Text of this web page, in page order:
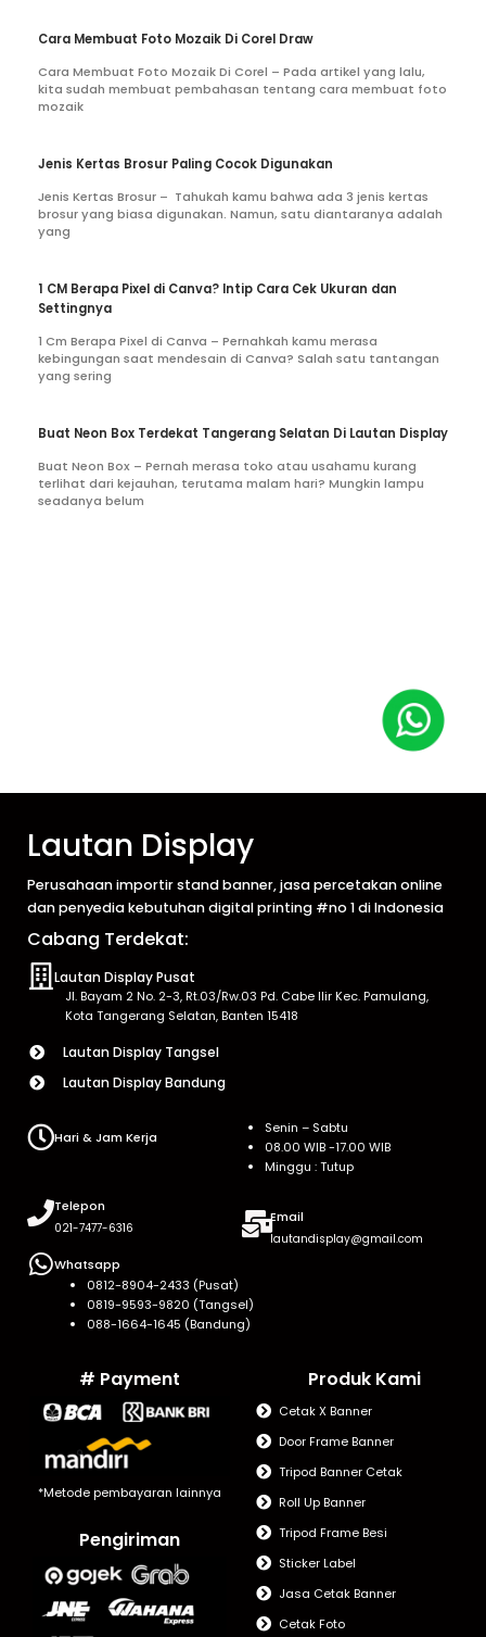
Cara Membuat Foto Mozaik Di Corel Draw
Cara Membuat Foto Mozaik Di Corel – Pada artikel yang lalu,
kita sudah membuat pembahasan tentang cara membuat foto
mozaik
Jenis Kertas Brosur Paling Cocok Digunakan
Jenis Kertas Brosur – Tahukah kamu bahwa ada 3 jenis kertas
brosur yang biasa digunakan. Namun, satu diantaranya adalah
yang
1 CM Berapa Pixel di Canva? Intip Cara Cek Ukuran dan
Settingnya
1 Cm Berapa Pixel di Canva – Pernahkah kamu merasa
kebingungan saat mendesain di Canva? Salah satu tantangan
yang sering
Buat Neon Box Terdekat Tangerang Selatan Di Lautan Display
Buat Neon Box – Pernah merasa toko atau usahamu kurang
terlihat dari kejauhan, terutama malam hari? Mungkin lampu
seadanya belum
Lautan Display
Perusahaan importir stand banner, jasa percetakan online
dan penyedia kebutuhan digital printing #no 1 di Indonesia
Cabang Terdekat:
Lautan Display Pusat
Jl. Bayam 2 No. 2-3, Rt.03/Rw.03 Pd. Cabe Ilir Kec. Pamulang,
Kota Tangerang Selatan, Banten 15418
Lautan Display Tangsel
Lautan Display Bandung
Hari & Jam Kerja
Senin – Sabtu
08.00 WIB -17.00 WIB
Minggu : Tutup
Telepon
021-7477-6316
Email
lautandisplay@gmail.com
Whatsapp
0812-8904-2433 (Pusat)
0819-9593-9820 (Tangsel)
088-1664-1645 (Bandung)
# Payment
*Metode pembayaran lainnya
Pengiriman
Produk Kami
Cetak X Banner
Door Frame Banner
Tripod Banner Cetak
Roll Up Banner
Tripod Frame Besi
Sticker Label
Jasa Cetak Banner
Cetak Foto